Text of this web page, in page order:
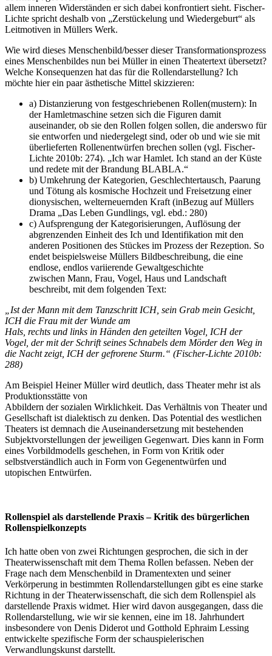
allem inneren Widerständen er sich dabei konfrontiert sieht. Fischer-
Lichte spricht deshalb von „Zerstückelung und Wiedergeburt“ als
Leitmotiven in Müllers Werk.
Wie wird dieses Menschenbild/besser dieser Transformationsprozess
eines Menschenbildes nun bei Müller in einen Theatertext übersetzt?
Welche Konsequenzen hat das für die Rollendarstellung? Ich
möchte hier ein paar ästhetische Mittel skizzieren:
a) Distanzierung von festgeschriebenen Rollen(mustern): In
der Hamletmaschine setzen sich die Figuren damit
auseinander, ob sie den Rollen folgen sollen, die anderswo für
sie entworfen und niedergelegt sind, oder ob und wie sie mit
überlieferten Rollenentwürfen brechen sollen (vgl. Fischer-
Lichte 2010b: 274). „Ich war Hamlet. Ich stand an der Küste
und redete mit der Brandung BLABLA.“
b) Umkehrung der Kategorien, Geschlechtertausch, Paarung
und Tötung als kosmische Hochzeit und Freisetzung einer
dionysischen, welterneuernden Kraft (inBezug auf Müllers
Drama „Das Leben Gundlings, vgl. ebd.: 280)
c) Aufsprengung der Kategorisierungen, Auflösung der
abgrenzenden Einheit des Ich und Identifikation mit den
anderen Positionen des Stückes im Prozess der Rezeption. So
endet beispielsweise Müllers Bildbeschreibung, die eine
endlose, endlos variierende Gewaltgeschichte
zwischen Mann, Frau, Vogel, Haus und Landschaft
beschreibt, mit dem folgenden Text:
„Ist der Mann mit dem Tanzschritt ICH, sein Grab mein Gesicht,
ICH die Frau mit der Wunde am
Hals, rechts und links in Händen den geteilten Vogel, ICH der
Vogel, der mit der Schrift seines Schnabels dem Mörder den Weg in
die Nacht zeigt, ICH der gefrorene Sturm.“ (Fischer-Lichte 2010b:
288)
Am Beispiel Heiner Müller wird deutlich, dass Theater mehr ist als
Produktionsstätte von
Abbildern der sozialen Wirklichkeit. Das Verhältnis von Theater und
Gesellschaft ist dialektisch zu denken. Das Potential des westlichen
Theaters ist demnach die Auseinandersetzung mit bestehenden
Subjektvorstellungen der jeweiligen Gegenwart. Dies kann in Form
eines Vorbildmodells geschehen, in Form von Kritik oder
selbstverständlich auch in Form von Gegenentwürfen und
utopischen Entwürfen.
Rollenspiel als darstellende Praxis – Kritik des bürgerlichen
Rollenspielkonzepts
Ich hatte oben von zwei Richtungen gesprochen, die sich in der
Theaterwissenschaft mit dem Thema Rollen befassen. Neben der
Frage nach dem Menschenbild in Dramentexten und seiner
Verkörperung in bestimmten Rollendarstellungen gibt es eine starke
Richtung in der Theaterwissenschaft, die sich dem Rollenspiel als
darstellende Praxis widmet. Hier wird davon ausgegangen, dass die
Rollendarstellung, wie wir sie kennen, eine im 18. Jahrhundert
insbesondere von Denis Diderot und Gotthold Ephraim Lessing
entwickelte spezifische Form der schauspielerischen
Verwandlungskunst darstellt.